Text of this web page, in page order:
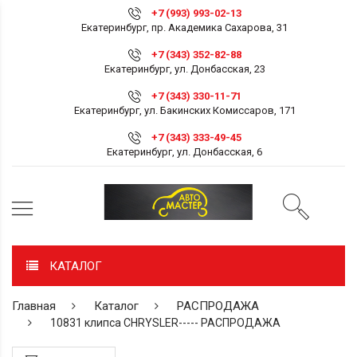
+7 (993) 993-02-13
Екатеринбург, пр. Академика Сахарова, 31
+7 (343) 352-82-88
Екатеринбург, ул. Донбасская, 23
+7 (343) 330-11-71
Екатеринбург, ул. Бакинских Комиссаров, 171
+7 (343) 333-49-45
Екатеринбург, ул. Донбасская, 6
КАТАЛОГ
Главная Каталог РАСПРОДАЖА
10831 клипса CHRYSLER----- РАСПРОДАЖА